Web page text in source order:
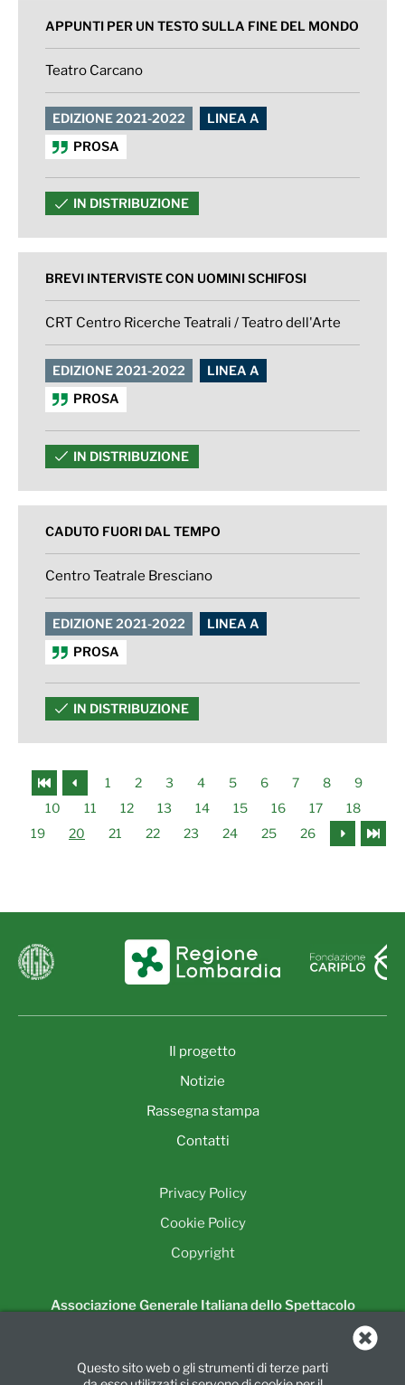
Questo sito web o gli strumenti di terze parti
APPUNTI PER UN TESTO SULLA FINE DEL MONDO
Teatro Carcano
EDIZIONE 2021-2022
LINEA A
PROSA
IN DISTRIBUZIONE
BREVI INTERVISTE CON UOMINI SCHIFOSI
CRT Centro Ricerche Teatrali / Teatro dell'Arte
EDIZIONE 2021-2022
LINEA A
PROSA
IN DISTRIBUZIONE
CADUTO FUORI DAL TEMPO
Centro Teatrale Bresciano
EDIZIONE 2021-2022
LINEA A
PROSA
IN DISTRIBUZIONE
1 2 3 4 5 6 7 8
9
10
11 12 13 14 15 16 17
18
19
20 21 22 23 24 25 26
Il progetto
Notizie
Rassegna stampa
Contatti
Privacy Policy
Cookie Policy
Copyright
Associazione Generale Italiana dello Spettacolo
20124 Milano